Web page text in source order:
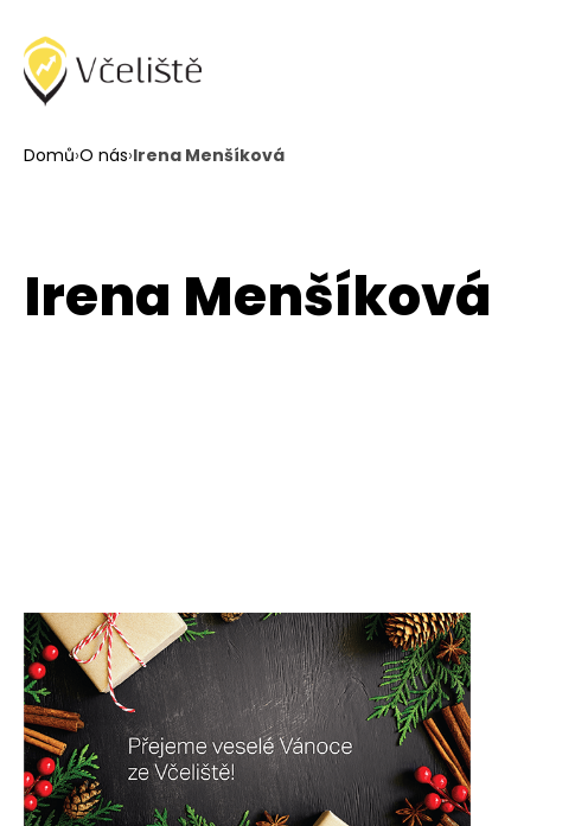
Domů›O nás›Irena Menšíková
Irena Menšíková